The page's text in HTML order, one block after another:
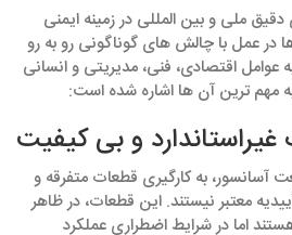
ملی و بین‌ المللی در زمینه ایمنی
در عمل با چالش‌ های گوناگونی رو به‌ رو
اقتصادی، فنی، مدیریتی و انسانی
مهم‌ ترین آن‌ ها اشاره شده است:
و بی‌ کیفیت
آسانسور، به‌ کارگیری قطعات متفرقه و
معتبر نیستند. این قطعات، در ظاهر
اما در شرایط اضطراری عملکرد